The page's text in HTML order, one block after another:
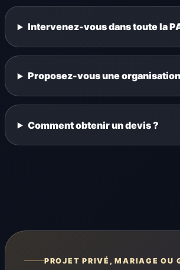
Intervenez-vous dans toute la
Proposez-vous une
Comment obtenir un devis ?
PROJET PRIVÉ, MARIAGE OU